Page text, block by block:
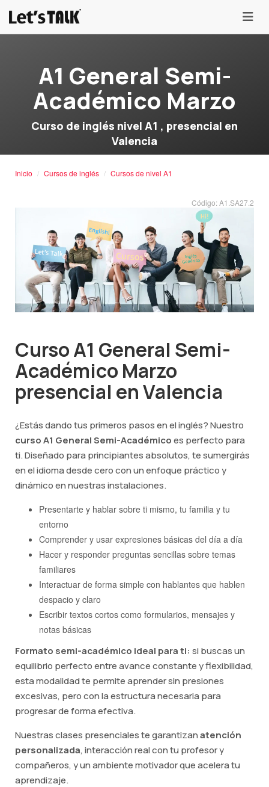
menu
A1 General Semi-
Académico Marzo
Curso de inglés nivel A1 , presencial en
Valencia
Inicio Cursos de inglés Cursos de nivel A1
Código: A1.SA27.2
Curso A1 General Semi-
Académico Marzo
presencial en Valencia
¿Estás dando tus primeros pasos en el inglés? Nuestro
curso A1 General Semi-Académicoes perfecto para
ti. Diseñado para principiantes absolutos, te sumergirás
en el idioma desde cero con un enfoque práctico y
dinámico en nuestras instalaciones.
Presentarte y hablar sobre ti mismo, tu familia y tu
entorno
Comprender y usar expresiones básicas del día a día
Hacer y responder preguntas sencillas sobre temas
familiares
Interactuar de forma simple con hablantes que hablen
despacio y claro
Escribir textos cortos como formularios, mensajes y
notas básicas
Formato semi-académico ideal para ti: si buscas un
equilibrio perfecto entre avance constante y flexibilidad,
esta modalidad te permite aprender sin presiones
excesivas, pero con la estructura necesaria para
progresar de forma efectiva.
Nuestras clases presenciales te garantizanatención
personalizada, interacción real con tu profesor y
compañeros, y un ambiente motivador que acelera tu
aprendizaje.